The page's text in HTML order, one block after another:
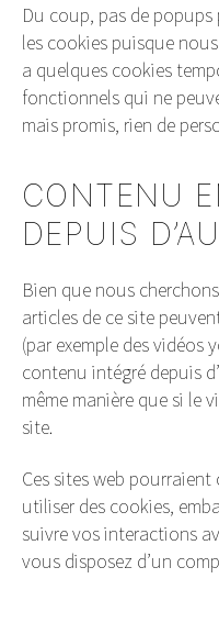
Du coup, pas de
les cookies puisque
a quelques cookies
fonctionnels qui ne
mais promis, rien de
CONTENU
DEPUIS
Bien que nous
articles de ce site
(par exemple des
contenu intégré depuis
même manière que si le
site.
Ces sites web
utiliser des cookies,
suivre vos interactions
vous disposez d’un